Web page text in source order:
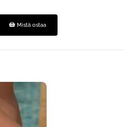
Mistä ostaa